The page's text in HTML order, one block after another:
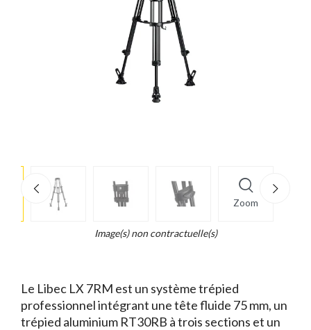
Zoom
Image(s) non contractuelle(s)
Le Libec LX 7RM est un système trépied
professionnel intégrant une tête fluide 75 mm, un
trépied aluminium RT30RB à trois sections et un